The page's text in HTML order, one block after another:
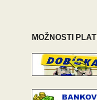
MOŽNOSTI